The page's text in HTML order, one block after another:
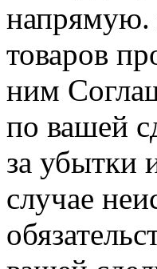
напрямую.
товаров
ним
по вашей
за убытки
случае